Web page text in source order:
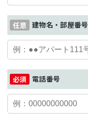
建物名・部屋番号
電話番号